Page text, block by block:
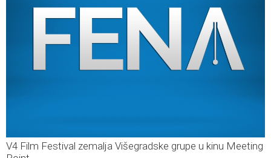
V4 Film Festival zemalja Višegradske grupe u kinu Meeting